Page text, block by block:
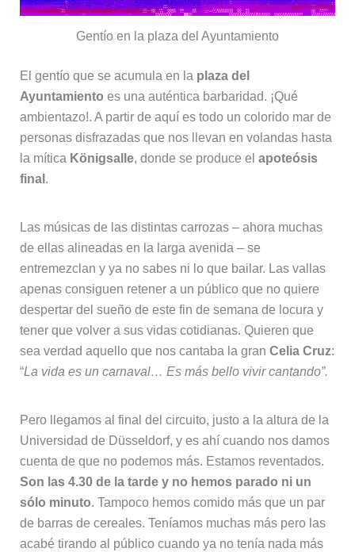
Gentío en la plaza del Ayuntamiento
El gentío que se acumula en la plaza del
Ayuntamiento es una auténtica barbaridad. ¡Qué
ambientazo!. A partir de aquí es todo un colorido mar de
personas disfrazadas que nos llevan en volandas hasta
la mítica Königsalle, donde se produce el apoteósis
final .
Las músicas de las distintas carrozas – ahora muchas
de ellas alineadas en la larga avenida – se
entremezclan y ya no sabes ni lo que bailar. Las vallas
apenas consiguen retener a un público que no quiere
despertar del sueño de este fin de semana de locura y
tener que volver a sus vidas cotidianas. Quieren que
sea verdad aquello que nos cantaba la gran Celia Cruz:
“La vida es un carnaval… Es más bello vivir cantando”.
Pero llegamos al final del circuito, justo a la altura de la
Universidad de Düsseldorf, y es ahí cuando nos damos
cuenta de que no podemos más. Estamos reventados.
Son las 4.30 de la tarde y no hemos parado ni un
sólo minuto. Tampoco hemos comido más que un par
de barras de cereales. Teníamos muchas más pero las
acabé tirando al público cuando ya no tenía nada más